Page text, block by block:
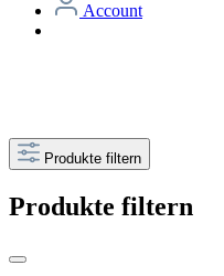
Account
Produkte filtern
Produkte filtern